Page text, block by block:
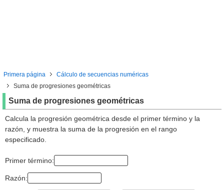
Primera página
Cálculo de secuencias numéricas
Suma de progresiones geométricas
Suma de progresiones geométricas
Calcula la progresión geométrica desde el primer término y la
razón, y muestra la suma de la progresión en el rango
especificado.
Primer término:
Razón: